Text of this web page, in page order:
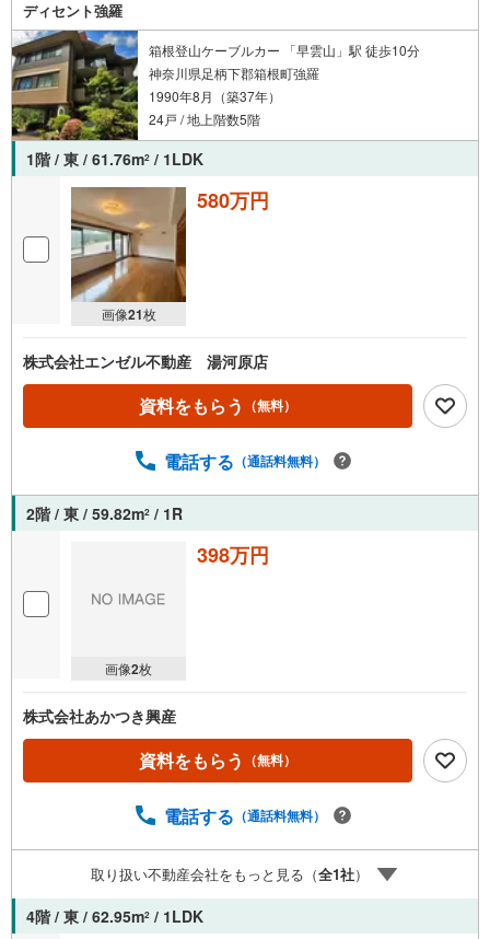
ディセント強羅
箱根登山ケーブルカー 「早雲山」駅 徒歩10分
神奈川県足柄下郡箱根町強羅
1990年8月（築37年）
24戸 / 地上階数5階
1階 / 東 / 61.76m2 / 1LDK
画像21枚
580万円
株式会社エンゼル不動産 湯河原店
資料をもらう （無料）
電話する （通話料無料）
2階 / 東 / 59.82m2 / 1R
画像2枚
398万円
株式会社あかつき興産
資料をもらう （無料）
電話する （通話料無料）
取り扱い不動産会社をもっと見る（全1社）
4階 / 東 / 62.95m2 / 1LDK